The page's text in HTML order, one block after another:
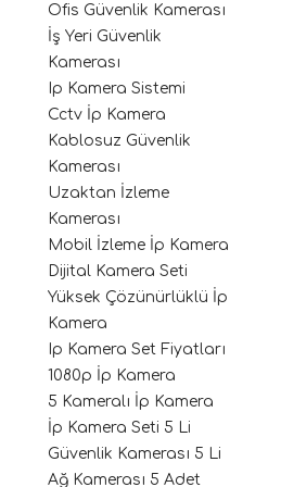
Ofis Güvenlik Kamerası
İş Yeri Güvenlik
Kamerası
Ip Kamera Sistemi
Cctv İp Kamera
Kablosuz Güvenlik
Kamerası
Uzaktan İzleme
Kamerası
Mobil İzleme İp Kamera
Dijital Kamera Seti
Yüksek Çözünürlüklü İp
Kamera
Ip Kamera Set Fiyatları
1080p İp Kamera
5 Kameralı İp Kamera
İp Kamera Seti 5 Li
Güvenlik Kamerası 5 Li
Ağ Kamerası 5 Adet